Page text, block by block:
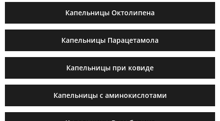
Капельницы Октолипена
Капельницы Парацетамола
Капельницы при ковиде
Капельницы с аминокислотами